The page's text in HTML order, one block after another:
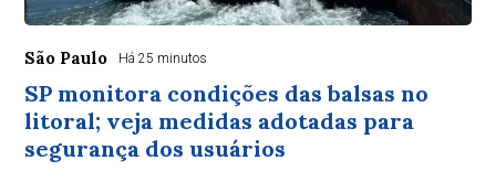
São Paulo Há 25 minutos
SP monitora condições das balsas no
litoral; veja medidas adotadas para
segurança dos usuários